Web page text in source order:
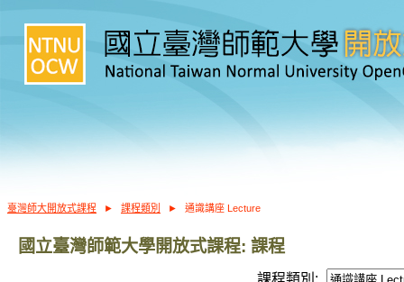
臺灣師大開放式課程 ► 課程類別 ► 通識講座 Lecture
國立臺灣師範大學開放式課程: 課程
課程類別: